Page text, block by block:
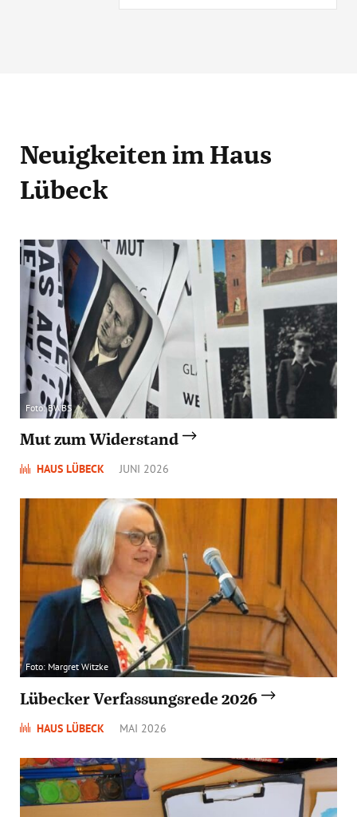
Neuigkeitenim Haus
Lübeck
Foto: BWBS
Mut zum Widerstand
HAUS LÜBECK JUNI 2026
Foto: Margret Witzke
Lübecker Verfassungsrede 2026
HAUS LÜBECK MAI 2026